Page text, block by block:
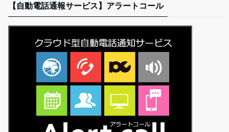
【自動電話通報サービス】アラートコール